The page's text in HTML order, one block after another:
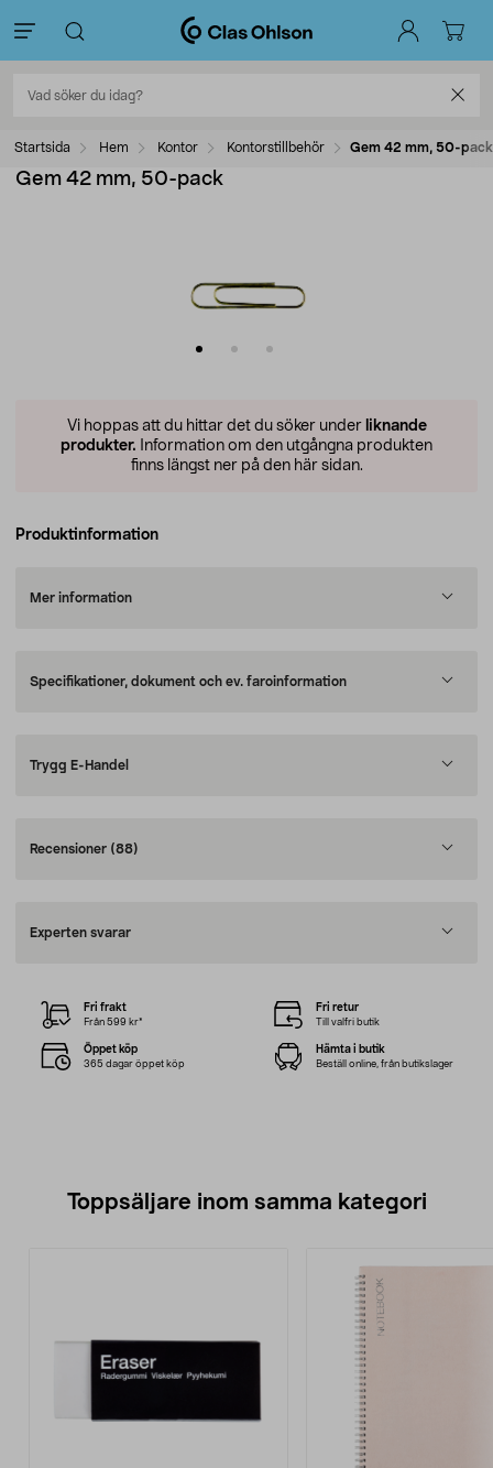
Startsida Hem Kontor Kontorstillbehör Gem 42 mm, 50-pack
Gem 42 mm, 50-pack
Vi hoppas att du hittar det du söker under liknande
produkter. Information om den utgångna produkten
finns längst ner på den här sidan.
Produktinformation
Mer information
Specifikationer, dokument och ev. faroinformation
Trygg E-Handel
Recensioner (88)
Experten svarar
Fri frakt
Från 599 kr*
Fri retur
Till valfri butik
Öppet köp
365 dagar öppet köp
Hämta i butik
Beställ online, från butikslager
Toppsäljare inom samma kategori